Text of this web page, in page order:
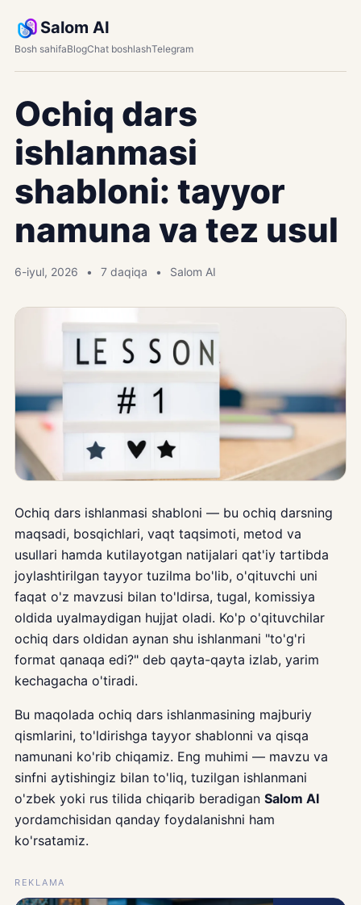
Salom AI
Bosh sahifaBlogChat boshlashTelegram
Ochiq dars
ishlanmasi
shabloni: tayyor
namuna va tez usul
6-iyul, 2026 7 daqiqa Salom AI
Ochiq dars ishlanmasi shabloni — bu ochiq darsning
maqsadi, bosqichlari, vaqt taqsimoti, metod va
usullari hamda kutilayotgan natijalari qat'iy tartibda
joylashtirilgan tayyor tuzilma bo'lib, o'qituvchi uni
faqat o'z mavzusi bilan to'ldirsa, tugal, komissiya
oldida uyalmaydigan hujjat oladi. Ko'p o'qituvchilar
ochiq dars oldidan aynan shu ishlanmani "to'g'ri
format qanaqa edi?" deb qayta-qayta izlab, yarim
kechagacha o'tiradi.
Bu maqolada ochiq dars ishlanmasining majburiy
qismlarini, to'ldirishga tayyor shablonni va qisqa
namunani ko'rib chiqamiz. Eng muhimi — mavzu va
sinfni aytishingiz bilan to'liq, tuzilgan ishlanmani
o'zbek yoki rus tilida chiqarib beradigan Salom AI
yordamchisidan qanday foydalanishni ham
ko'rsatamiz.
REKLAMA